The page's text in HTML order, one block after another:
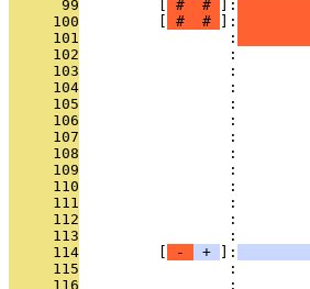
      99
# # ]:
     100
# # ]:
     101
                 :
     102
:
     103
:
     104
:
     105
:
     106
:
     107
:
     108
:
     109
:
     110
:
     111
:
     112
:
     113
:
     114
- + ]:
     115
:
     116
: